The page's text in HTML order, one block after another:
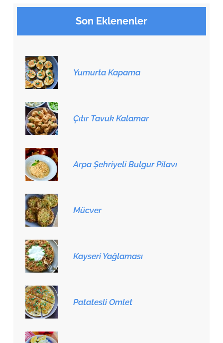
Son Eklenenler
Yumurta Kapama
Çıtır Tavuk Kalamar
Arpa Şehriyeli Bulgur Pilavı
Mücver
Kayseri Yağlaması
Patatesli Omlet